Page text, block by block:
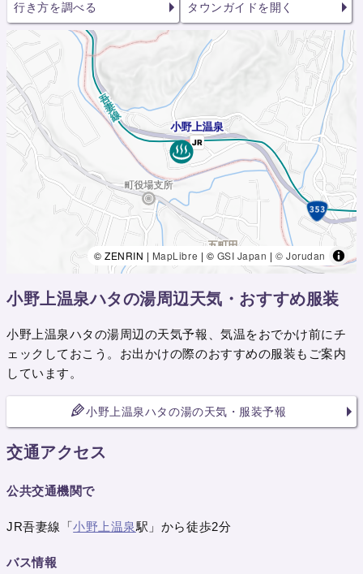
行き方を調べる タウンガイドを開く
© ZENRIN | MapLibre | © GSI Japan |© Jorudan
小野上温泉ハタの湯周辺天気・おすすめ服装
小野上温泉ハタの湯周辺の天気予報、気温をおでかけ前にチ
ェックしておこう。お出かけの際のおすすめの服装もご案内
しています。
小野上温泉ハタの湯の天気・服装予報
交通アクセス
公共交通機関で
JR吾妻線「小野上温泉駅」から徒歩2分
バス情報